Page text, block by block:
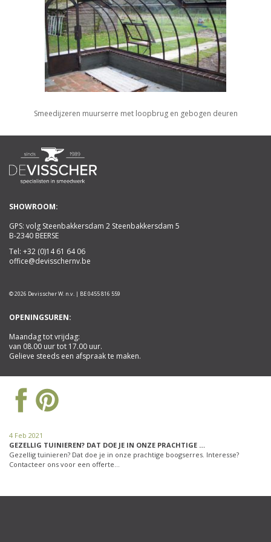
Smeedijzeren muurserre met loopbrug en gebogen deuren
SHOWROOM:
GPS: volg Steenbakkersdam 2 Steenbakkersdam 5
B-2340 BEERSE
Tel: +32 (0)14 61 64 06
office@devisschernv.be
© 2026 Devisscher W. n.v. | BE 0455 816 559
OPENINGSUREN:
Maandag tot vrijdag:
van 08.00 uur tot 17.00 uur.
Gelieve steeds een afspraak te maken.
4 Feb 2021
GEZELLIG TUINIEREN? DAT DOE JE IN ONZE PRACHTIGE …
Gezellig tuinieren? Dat doe je in onze prachtige boogserres. Interesse?
Contacteer ons voor een offerte…